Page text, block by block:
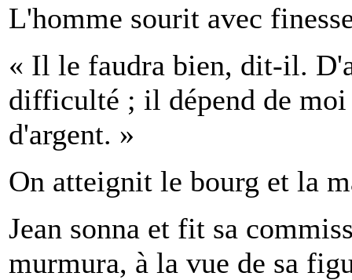
L'homme sourit avec
« Il le faudra bien, dit-il.
difficulté ; il dépend de
d'argent. »
On atteignit le bourg et la
Jean sonna et fit sa
murmura, à la vue de sa